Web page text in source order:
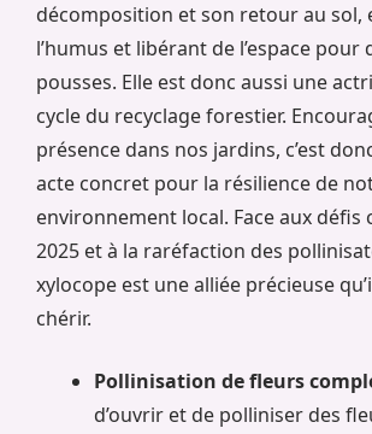
décomposition et son retour au sol,
l’humus et libérant de l’espace pour
pousses. Elle est donc aussi une
cycle du recyclage forestier.
présence dans nos jardins, c’est
acte concret pour la résilience de
environnement local. Face aux défis
2025 et à la raréfaction des
xylocope est une alliée précieuse
chérir.
Pollinisation de fleurs
d’ouvrir et de polliniser des